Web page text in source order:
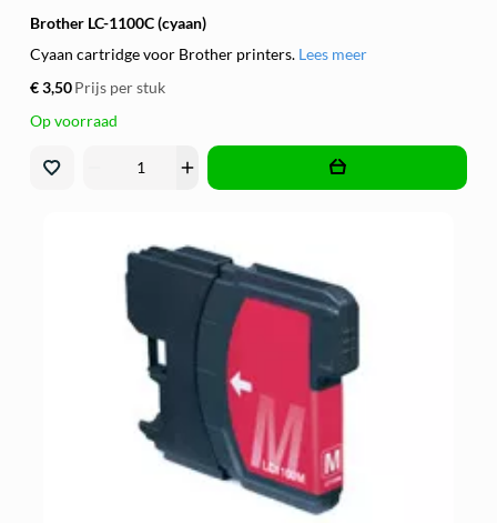
Brother LC-1100C (cyaan)
Cyaan cartridge voor Brother printers. Lees meer
€ 3,50Prijs per stuk
Op voorraad
add